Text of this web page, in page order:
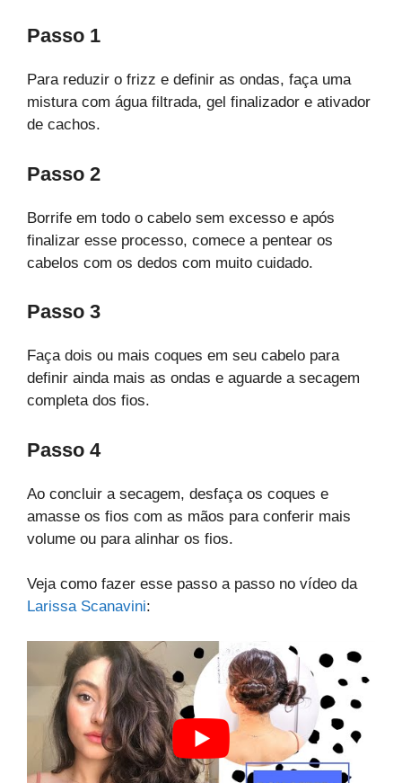
Passo 1
Para reduzir o frizz e definir as ondas, faça uma
mistura com água filtrada, gel finalizador e ativador
de cachos.
Passo 2
Borrife em todo o cabelo sem excesso e após
finalizar esse processo, comece a pentear os
cabelos com os dedos com muito cuidado.
Passo 3
Faça dois ou mais coques em seu cabelo para
definir ainda mais as ondas e aguarde a secagem
completa dos fios.
Passo 4
Ao concluir a secagem, desfaça os coques e
amasse os fios com as mãos para conferir mais
volume ou para alinhar os fios.
Veja como fazer esse passo a passo no vídeo da
Larissa Scanavini: